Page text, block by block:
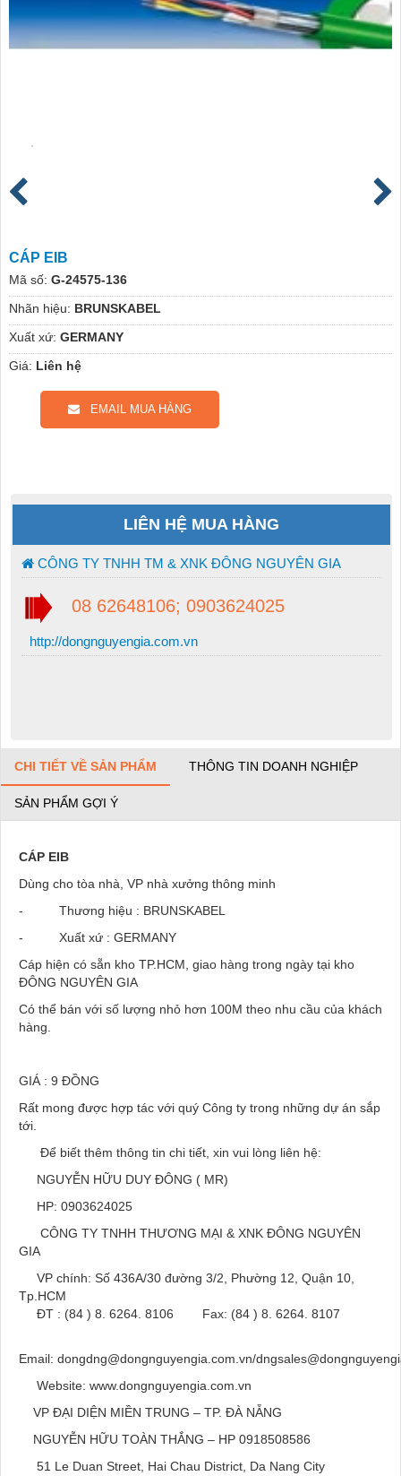
CÁP EIB
Mã số: G-24575-136
Nhãn hiệu: BRUNSKABEL
Xuất xứ: GERMANY
Giá: Liên hệ
EMAIL MUA HÀNG
LIÊN HỆ MUA HÀNG
CÔNG TY TNHH TM & XNK ĐÔNG NGUYÊN GIA
08 62648106; 0903624025
http://dongnguyengia.com.vn
CHI TIẾT VỀ SẢN PHẨM THÔNG TIN DOANH NGHIỆP
SẢN PHẨM GỢI Ý
CÁP EIB
Dùng cho tòa nhà, VP nhà xưởng thông minh
- Thương hiệu : BRUNSKABEL
- Xuất xứ : GERMANY
Cáp hiện có sẵn kho TP.HCM, giao hàng trong ngày tại kho
ĐÔNG NGUYÊN GIA
Có thể bán với số lượng nhỏ hơn 100M theo nhu cầu của khách
hàng.
GIÁ : 9 ĐỒNG
Rất mong được hợp tác với quý Công ty trong những dự án sắp
tới.
Để biết thêm thông tin chi tiết, xin vui lòng liên hệ:
NGUYỄN HỮU DUY ĐÔNG ( MR)
HP: 0903624025
CÔNG TY TNHH THƯƠNG MẠI & XNK ĐÔNG NGUYÊN
GIA
VP chính: Số 436A/30 đường 3/2, Phường 12, Quận 10,
Tp.HCM
ĐT : (84 ) 8. 6264. 8106 Fax: (84 ) 8. 6264. 8107
Email: dongdng@dongnguyengia.com.vn/
Website: www.dongnguyengia.com.vn
VP ĐẠI DIỆN MIỀN TRUNG – TP. ĐÀ NẴNG
NGUYỄN HỮU TOÀN THẮNG – HP 0918508586
51 Le Duan Street, Hai Chau District, Da Nang City